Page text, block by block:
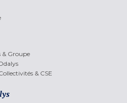
& Groupe
& CSE